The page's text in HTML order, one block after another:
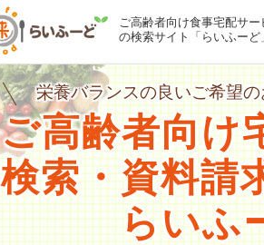
ご高齢者向け食事宅配サー
の検索サイト「らいふーど
栄養バランスの良いご希望
ご高齢者向け
検索・資料請
らいふ